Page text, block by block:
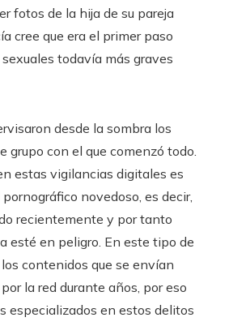
fotos de la hija de su pareja
cree que era el primer paso
todavía más graves
desde la sombra los
grupo con el que comenzó todo.
estas vigilancias digitales es
novedoso, es decir,
recientemente y por tanto
esté en peligro. En este tipo de
contenidos que se envían
la red durante años, por eso
especializados en estos delitos